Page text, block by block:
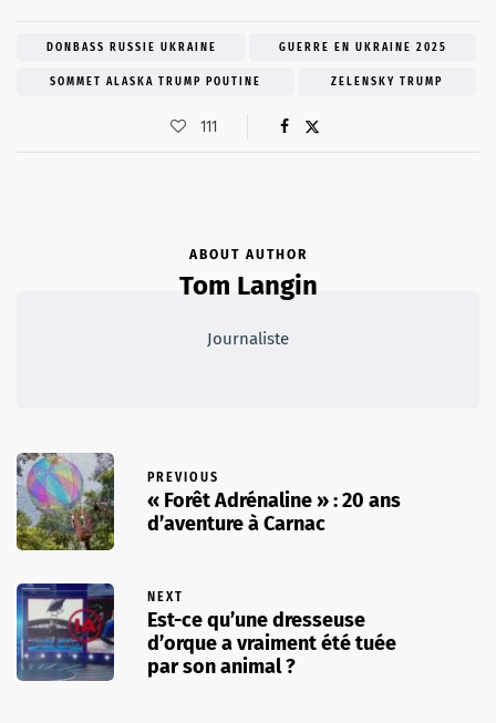
DONBASS RUSSIE UKRAINE GUERRE EN UKRAINE 2025
SOMMET ALASKA TRUMP POUTINE ZELENSKY TRUMP
111
ABOUT AUTHOR
Tom Langin
Journaliste
PREVIOUS
« Forêt Adrénaline » : 20 ans
d’aventure à Carnac
NEXT
Est-ce qu’une dresseuse
d’orque a vraiment été tuée
par son animal ?